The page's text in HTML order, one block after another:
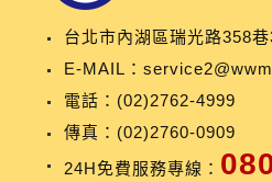
台北市內湖區瑞光路358
E-MAIL：
電話： (02)2762-4999
傳真：(02)2760-0909
24H免費服務專線：